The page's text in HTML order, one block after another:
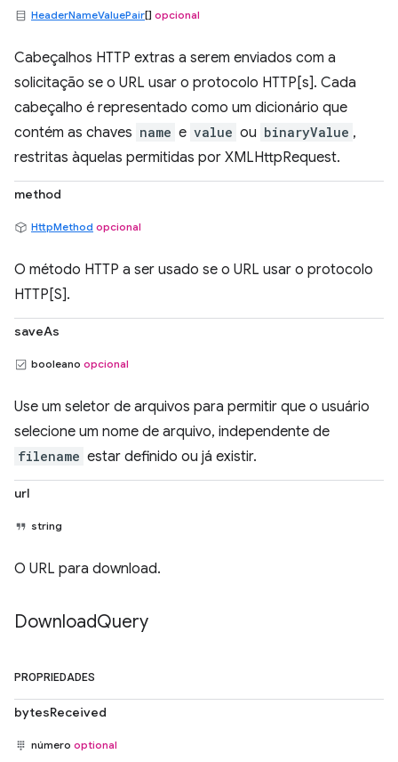
HeaderNameValuePair[] opcional
Cabeçalhos HTTP extras a serem enviados com a
solicitação se o URL usar o protocolo HTTP[s]. Cada
cabeçalho é representado como um dicionário que
contém as chaves name e value ou binaryValue ,
restritas àquelas permitidas por XMLHttpRequest.
method
HttpMethod opcional
O método HTTP a ser usado se o URL usar o protocolo
HTTP[S].
saveAs
booleano opcional
Use um seletor de arquivos para permitir que o usuário
selecione um nome de arquivo, independente de
filename estar definido ou já existir.
url
string
O URL para download.
DownloadQuery
PROPRIEDADES
bytesReceived
número optional